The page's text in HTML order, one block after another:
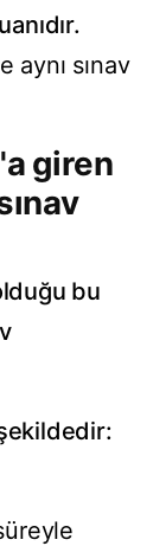
aynı sınav
giren
bu